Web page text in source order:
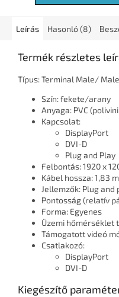
Leírás Hasonló (8)
Termék részletes
Típus: Terminal Male/ Male
Szín: fekete/arany
Anyaga: PVC
Kapcsolat:
DisplayPort
DVI-D
Plug and Play
Felbontás: 1920 x
Kábel hossza: 1,83 m
Jellemzők: Plug and
Pontosság (relatív
Forma: Egyenes
Üzemi hőmérséklet
Támogatott videó
Csatlakozó:
DisplayPort
DVI-D
Kiegészítő